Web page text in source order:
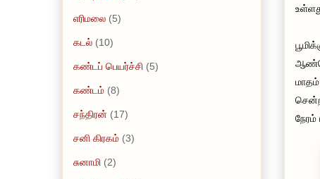
நேரம்
எரிமலை (5)
கடல் (10)
கண்டப் பெயர்ச்சி (5)
கண்டம் (8)
சந்திரன் (17)
சனி கிரகம் (3)
சுனாமி (2)